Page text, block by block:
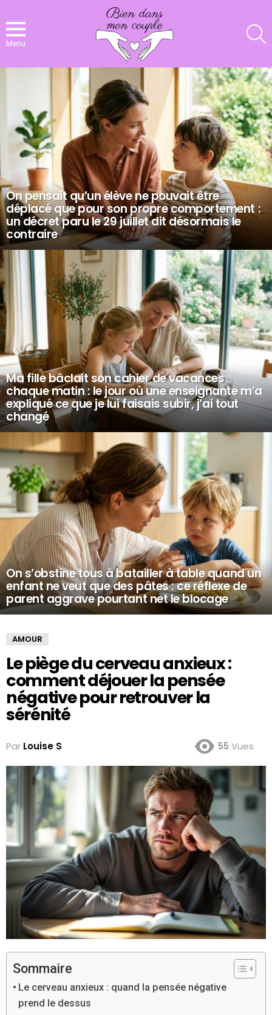
Menu
On pensait qu’un élève ne pouvait être
déplacé que pour son propre comportement :
un décret paru le 29 juillet dit désormais le
contraire
Ma fille bâclait son cahier de vacances
chaque matin : le jour où une enseignante m’a
expliqué ce que je lui faisais subir, j’ai tout
changé
On s’obstine tous à batailler à table quand un
enfant ne veut que des pâtes : ce réflexe de
parent aggrave pourtant net le blocage
AMOUR
Le piège du cerveau anxieux :
comment déjouer la pensée
négative pour retrouver la
sérénité
Par Louise S 55 Vues
Sommaire
Le cerveau anxieux : quand la pensée négative
prend le dessus